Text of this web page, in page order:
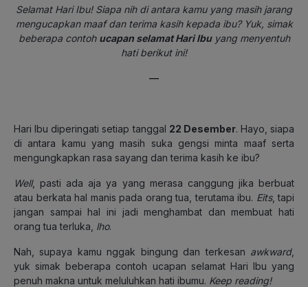
Selamat Hari Ibu! Siapa nih di antara kamu yang masih jarang
mengucapkan maaf dan terima kasih kepada ibu? Yuk, simak
beberapa contoh ucapan selamat Hari Ibuyang menyentuh
hati berikut ini!
—
Hari Ibu diperingati setiap tanggal 22 Desember. Hayo, siapa
di antara kamu yang masih suka gengsi minta maaf serta
mengungkapkan rasa sayang dan terima kasih ke ibu?
Well, pasti ada aja ya yang merasa canggung jika berbuat
atau berkata hal manis pada orang tua, terutama ibu. Eits, tapi
jangan sampai hal ini jadi menghambat dan membuat hati
orang tua terluka, lho.
Nah, supaya kamu nggak bingung dan terkesan awkward,
yuk simak beberapa contoh ucapan selamat Hari Ibu yang
penuh makna untuk meluluhkan hati ibumu. Keep reading!